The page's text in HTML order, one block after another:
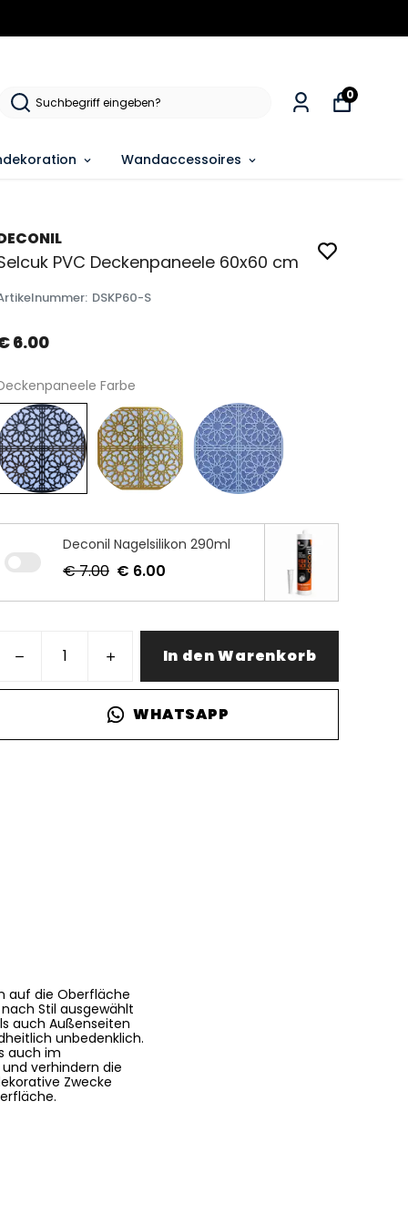
Wandaccessoires
0
PVC Deckenpaneele 60x60 cm
: DSKP60-S
6.00
Farbe
Deconil Nagelsilikon 290ml
€ 7.00 € 6.00
In den Warenkorb
WHATSAPP
auf die Oberfläche
Stil ausgewählt
auch Außenseiten
unbedenklich.
auch im
verhindern die
Zwecke